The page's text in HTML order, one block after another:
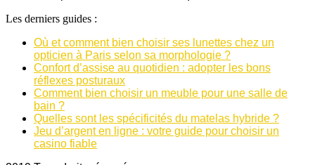
Les derniers guides :
Où et comment bien choisir ses lunettes chez un
opticien à Paris selon sa morphologie ?
Confort d’assise au quotidien : adopter les bons
réflexes posturaux
Comment bien choisir un meuble pour une salle de
bain ?
Quelles sont les spécificités du matelas hybride ?
Jeu d’argent en ligne : votre guide pour choisir un
casino fiable